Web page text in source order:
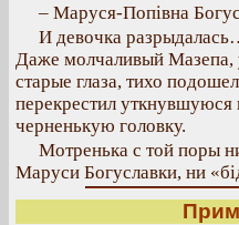
– Маруся-Попівна
И девочка
Даже молчаливый Мазепа,
старые глаза, тихо
перекрестил
черненькую головку.
Мотренька с той поры
Маруси Богуславки, ни